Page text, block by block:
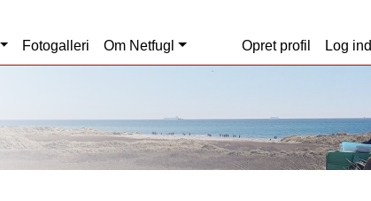
Fotogalleri Om Netfugl Opret profil Log ind